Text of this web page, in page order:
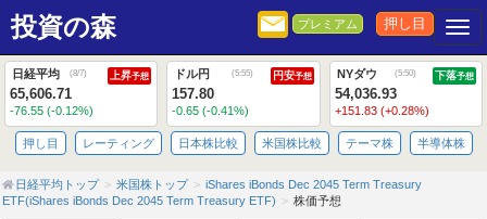
投資の森 プレミアム 押し目
日経平均 (8/7) 上昇予想
65,606.71
-76.55 (-0.12%)
ドル円 (5:55) 円安予想
157.80
-0.65 (-0.41%)
NYダウ (5:50) 下落予想
54,036.93
+151.83 (+0.28%)
押し目 レーティング 日本株比較 米国株比較 テーマ株 半導体株
日経平均トップ 米国株トップ
iShares iBonds Dec 2045 Term Treasury
ETF(iShares iBonds Dec 2045 Term Treasury ETF)
株価予想